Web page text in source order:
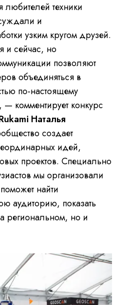
техники
и
узким кругом друзей.
и сейчас, но
позволяют
объединяться в
по-настоящему
комментирует конкурс
Наталья
создает
идей,
проектов. Специально
мы организовали
найти
аудиторию, показать
региональном, но и